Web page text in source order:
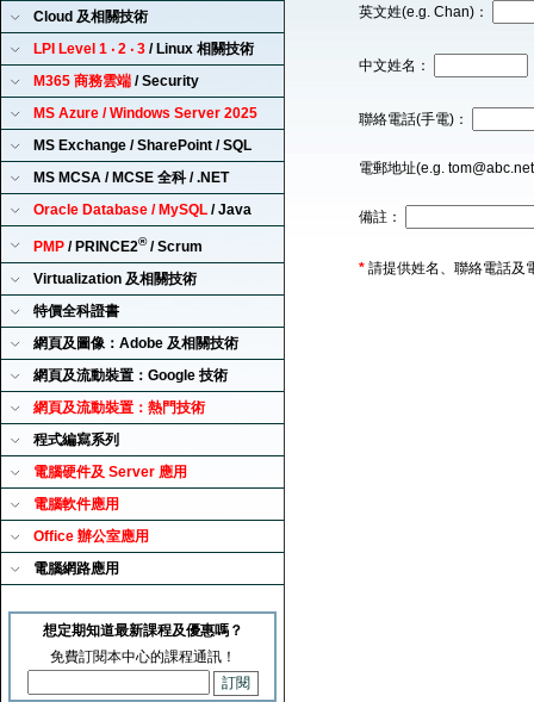
Cloud 及相關技術
LPI Level 1 ‧ 2 ‧ 3 / Linux 相關技術
M365 商務雲端 / Security
MS Azure / Windows Server 2025
MS Exchange / SharePoint / SQL
MS MCSA / MCSE 全科 / .NET
Oracle Database / MySQL / Java
PMP / PRINCE2®/ Scrum
Virtualization 及相關技術
特價全科證書
網頁及圖像：Adobe 及相關技術
網頁及流動裝置：Google 技術
網頁及流動裝置：熱門技術
程式編寫系列
電腦硬件及 Server 應用
電腦軟件應用
Office 辦公室應用
電腦網路應用
想定期知道最新課程及優惠嗎？
免費訂閱本中心的課程通訊！
英文姓(e.g. Chan)：
中文姓名：
聯絡電話(手電)：
電郵地址(e.g.
備註：
* 請提供姓名、聯絡電話及